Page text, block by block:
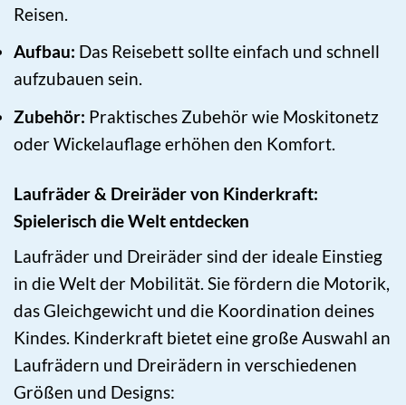
Reisen.
Aufbau: Das Reisebett sollte einfach und schnell
aufzubauen sein.
Zubehör: Praktisches Zubehör wie Moskitonetz
oder Wickelauflage erhöhen den Komfort.
Laufräder & Dreiräder von Kinderkraft:
Spielerisch die Welt entdecken
Laufräder und Dreiräder sind der ideale Einstieg
in die Welt der Mobilität. Sie fördern die Motorik,
das Gleichgewicht und die Koordination deines
Kindes. Kinderkraft bietet eine große Auswahl an
Laufrädern und Dreirädern in verschiedenen
Größen und Designs: